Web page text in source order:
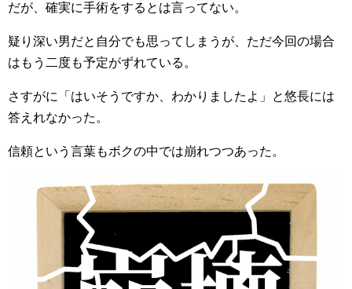
だが、確実に手術をするとは言ってない。
疑り深い男だと自分でも思ってしまうが、ただ今回の場合
はもう二度も予定がずれている。
さすがに「はいそうですか、わかりましたよ」と悠長には
答えれなかった。
信頼という言葉もボクの中では崩れつつあった。